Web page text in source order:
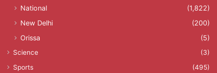
National
(1,822)
New Delhi
(200)
Orissa
(5)
Science
(3)
Sports
(495)